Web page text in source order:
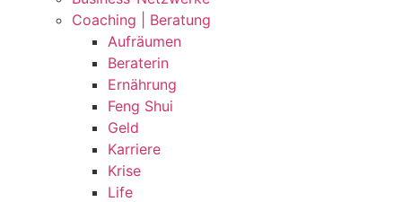
Coaching | Beratung
Aufräumen
Beraterin
Ernährung
Feng Shui
Geld
Karriere
Krise
Life